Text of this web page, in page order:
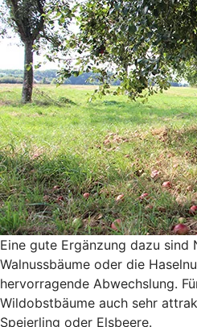
Eine gute Ergänzung dazu sind
Walnussbäume oder die
hervorragende Abwechslung.
Wildobstbäume auch sehr
Speierling oder Elsbeere.